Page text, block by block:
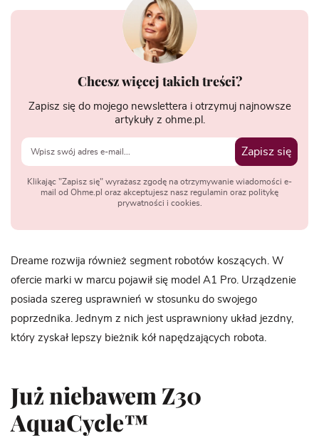
Chcesz więcej takich treści?
Zapisz się do mojego newslettera i otrzymuj najnowsze
artykuły z ohme.pl.
Zapisz się
Klikając "Zapisz się" wyrażasz zgodę na otrzymywanie wiadomości e-
mail od Ohme.pl oraz akceptujesz nasz regulamin oraz politykę
prywatności i cookies.
Dreame rozwija również segment robotów koszących. W
ofercie marki w marcu pojawił się model A1 Pro. Urządzenie
posiada szereg usprawnień w stosunku do swojego
poprzednika. Jednym z nich jest usprawniony układ jezdny,
który zyskał lepszy bieżnik kół napędzających robota.
Już niebawem Z30
AquaCycle™